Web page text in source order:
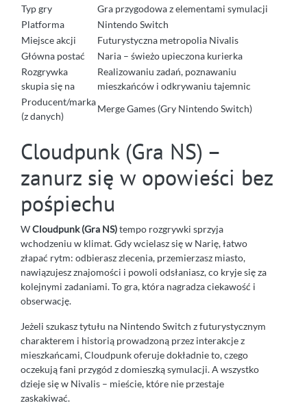
Typ gry
Gra przygodowa z elementami symulacji
Platforma
Nintendo Switch
Miejsce akcji
Futurystyczna metropolia Nivalis
Główna postać
Naria – świeżo upieczona kurierka
Rozgrywka
skupia się na
Realizowaniu zadań, poznawaniu
mieszkańców i odkrywaniu tajemnic
Producent/marka
(z danych)
Merge Games (Gry Nintendo Switch)
Cloudpunk (Gra NS) –
zanurz się w opowieści bez
pośpiechu
WCloudpunk (Gra NS)tempo rozgrywki sprzyja
wchodzeniu w klimat. Gdy wcielasz się w Narię, łatwo
złapać rytm: odbierasz zlecenia, przemierzasz miasto,
nawiązujesz znajomości i powoli odsłaniasz, co kryje się za
kolejnymi zadaniami. To gra, która nagradza ciekawość i
obserwację.
Jeżeli szukasz tytułu na Nintendo Switch z futurystycznym
charakterem i historią prowadzoną przez interakcje z
mieszkańcami, Cloudpunk oferuje dokładnie to, czego
oczekują fani przygód z domieszką symulacji. A wszystko
dzieje się w Nivalis – mieście, które nie przestaje
zaskakiwać.